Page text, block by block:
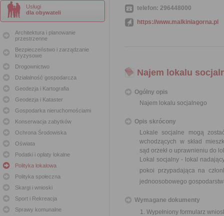
Usługi
dla obywateli
Architektura i planowanie
przestrzenne
Bezpieczeństwo i zarządzanie
kryzysowe
Drogownictwo
Działalność gospodarcza
Geodezja i Kartografia
Geodezja i Kataster
Gospodarka nieruchomościami
Konserwacja zabytków
Ochrona Środowiska
Oświata
Podatki i opłaty lokalne
Polityka lokalowa
Polityka społeczna
Skargi i wnioski
Sport i Rekreacja
Sprawy komunalne
telefon: 296448000
https://www.malkiniagorna.pl
Najem lokalu
Ogólny opis
Najem lokalu socjalnego
Opis skrócony
Lokale socjalne mogą
wchodzących w skład
sąd orzekł o uprawnieniu do
Lokal socjalny - lokal
pokoi przypadająca na
jednoosobowego
Wymagane dokumenty
Wypełniony formularz